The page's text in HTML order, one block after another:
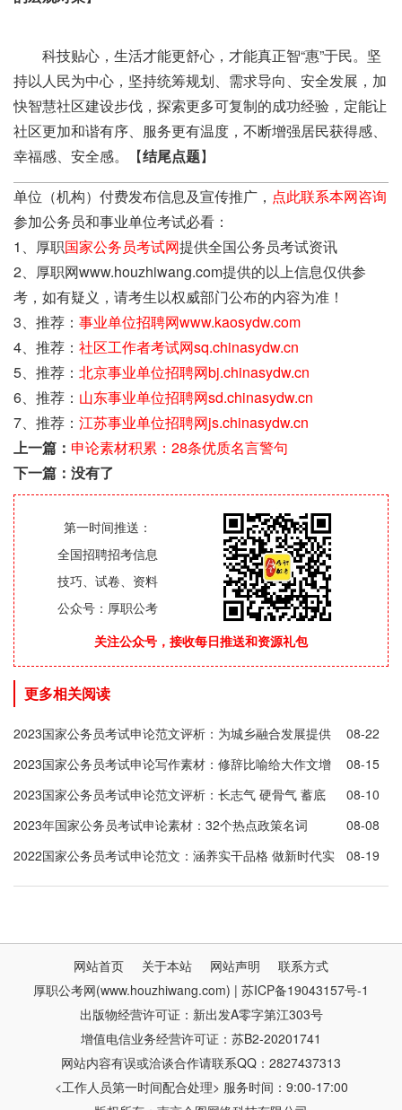
科技贴心，生活才能更舒心，才能真正智“惠”于民。坚
持以人民为中心，坚持统筹规划、需求导向、安全发展，加
快智慧社区建设步伐，探索更多可复制的成功经验，定能让
社区更加和谐有序、服务更有温度，不断增强居民获得感、
幸福感、安全感。【结尾点题】
单位（机构）付费发布信息及宣传推广， 点此联系本网咨询
参加公务员和事业单位考试必看：
1、厚职国家公务员考试网提供全国公务员考试资讯
2、厚职网www.houzhiwang.com提供的以上信息仅供参
考，如有疑义，请考生以权威部门公布的内容为准！
3、推荐： 事业单位招聘网www.kaosydw.com
4、推荐： 社区工作者考试网sq.chinasydw.cn
5、推荐： 北京事业单位招聘网bj.chinasydw.cn
6、推荐： 山东事业单位招聘网sd.chinasydw.cn
7、推荐： 江苏事业单位招聘网js.chinasydw.cn
上一篇： 申论素材积累：28条优质名言警句
下一篇：没有了
第一时间推送：
全国招聘招考信息
技巧、试卷、资料
公众号：厚职公考
关注公众号，接收每日推送和资源礼包
更多相关阅读
2023国家公务员考试申论范文评析：为城乡融合发展提供
有力支撑
08-22
2023国家公务员考试申论写作素材：修辞比喻给大作文增
色
08-15
2023国家公务员考试申论范文评析：长志气 硬骨气 蓄底
气
08-10
2023年国家公务员考试申论素材：32个热点政策名词
08-08
2022国家公务员考试申论范文：涵养实干品格 做新时代实
08-19
网站首页 关于本站 网站声明
联系方式
厚职公考网(www.houzhiwang.com) | 苏ICP备19043157号-1
出版物经营许可证：新出发A零字第江303号
增值电信业务经营许可证：苏B2-20201741
网站内容有误或洽谈合作请联系QQ：2827437313
<工作人员第一时间配合处理> 服务时间：9:00-17:00